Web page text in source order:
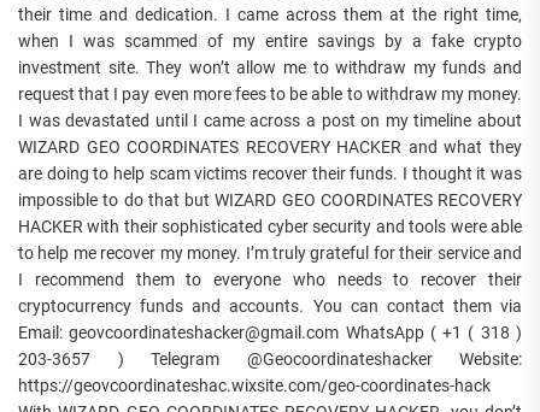
their time and dedication. I came across them at the right time,
when I was scammed of my entire savings by a fake crypto
investment site. They won’t allow me to withdraw my funds and
request that I pay even more fees to be able to withdraw my money.
I was devastated until I came across a post on my timeline about
WIZARD GEO COORDINATES RECOVERY HACKER and what they
are doing to help scam victims recover their funds. I thought it was
impossible to do that but WIZARD GEO COORDINATES RECOVERY
HACKER with their sophisticated cyber security and tools were able
to help me recover my money. I’m truly grateful for their service and
I recommend them to everyone who needs to recover their
cryptocurrency funds and accounts. You can contact them via
Email: geovcoordinateshacker@gmail.com WhatsApp ( +1 ( 318 )
203-3657 ) Telegram @Geocoordinateshacker Website:
https://geovcoordinateshac.wixsite.com/geo-coordinates-hack